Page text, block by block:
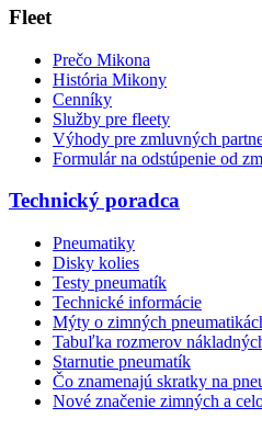
Fleet
Prečo Mikona
História Mikony
Cenníky
Služby pre fleety
Výhody pre zmluvných
Formulár na odstúpenie od
Technický poradca
Pneumatiky
Disky kolies
Testy pneumatík
Technické informácie
Mýty o zimných
Tabuľka rozmerov
Starnutie pneumatík
Čo znamenajú skratky na
Nové značenie zimných a